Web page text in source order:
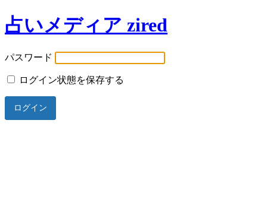
占いメディア zired
パスワード
ログイン状態を保存する